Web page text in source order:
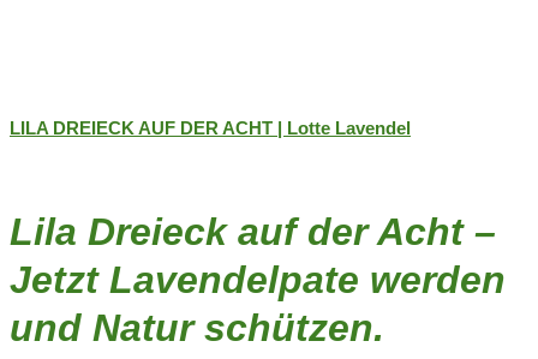
LILA DREIECK AUF DER ACHT | Lotte Lavendel
Lila Dreieck auf der Acht –
Jetzt Lavendelpate werden
und Natur schützen.